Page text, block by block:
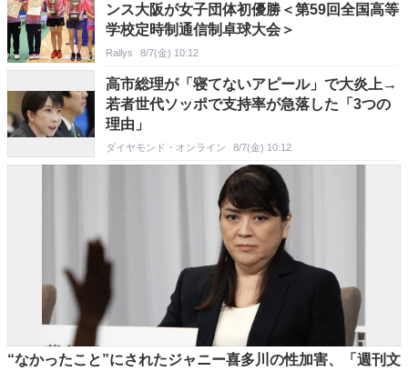
ンス大阪が女子団体初優勝＜第59回全国高等
学校定時制通信制卓球大会＞
Rallys 8/7(金) 10:12
高市総理が「寝てないアピール」で大炎上→
若者世代ソッポで支持率が急落した「3つの
理由」
ダイヤモンド・オンライン 8/7(金) 10:12
“なかったこと”にされたジャニー喜多川の性加害、「週刊文